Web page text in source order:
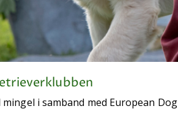
i samband med European Dog